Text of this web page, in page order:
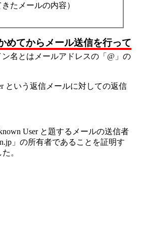
たメールの内容）
めてからメール送信を行って
ン名とはメールアドレスの「@」の
という返信メールに対しての返信
User と題するメールの送信者
」の所有者であることを証明す
。